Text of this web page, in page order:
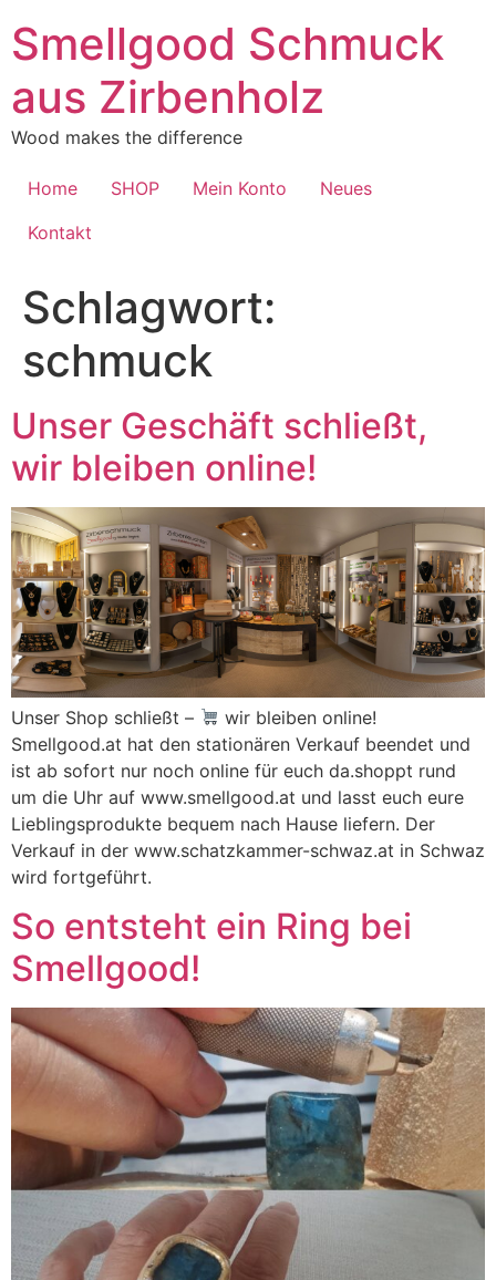
Inhalt
springen
Smellgood Schmuck
aus Zirbenholz
Wood makes the difference
Home SHOP Mein Konto
Neues
Kontakt
Schlagwort:
schmuck
Unser Geschäft schließt,
wir bleiben online!
Unser Shop schließt –
wir bleiben online!
Smellgood.at hat den stationären Verkauf beendet und
ist ab sofort nur noch online für euch da.shoppt rund
um die Uhr auf www.smellgood.at und lasst euch eure
Lieblingsprodukte bequem nach Hause liefern. Der
Verkauf in der www.schatzkammer-schwaz.at in Schwaz
wird fortgeführt.
So entsteht ein Ring bei
Smellgood!